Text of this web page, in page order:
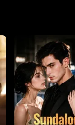
siya ay kasal